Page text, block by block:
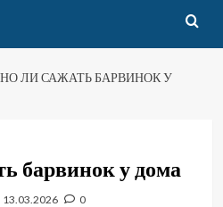
ЛИ САЖАТЬ БАРВИНОК У
барвинок у дома
13.03.2026 0